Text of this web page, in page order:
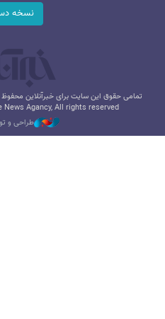
نسخه
تمامی حقوق این سایت برای خبرآنلاین
Agancy, All rights reserved
طراحی و